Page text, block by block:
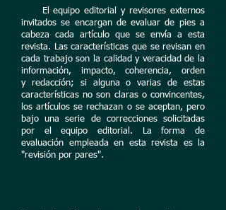
El equipo editorial y revisores externos
invitados se encargan de evaluar de pies a
cabeza cada artículo que se envía a esta
revista. Las características que se revisan en
cada trabajo son la calidad y veracidad de la
información, impacto, coherencia, orden
y redacción; si alguna o varias de estas
características no son claras o convincentes,
los artículos se rechazan o se aceptan, pero
bajo una serie de correcciones solicitadas
por el equipo editorial. La forma de
evaluación empleada en esta revista es la
"revisión por pares".